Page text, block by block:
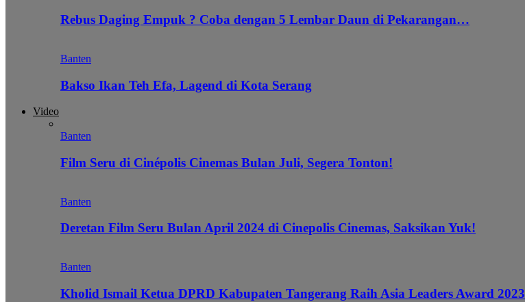
Rebus Daging Empuk ? Coba dengan 5 Lembar Daun di Pekarangan…
Banten
Bakso Ikan Teh Efa, Lagend di Kota Serang
Video
Banten
Film Seru di Cinépolis Cinemas Bulan Juli, Segera Tonton!
Banten
Deretan Film Seru Bulan April 2024 di Cinepolis Cinemas, Saksikan Yuk!
Banten
Kholid Ismail Ketua DPRD Kabupaten Tangerang Raih Asia Leaders Award 2023